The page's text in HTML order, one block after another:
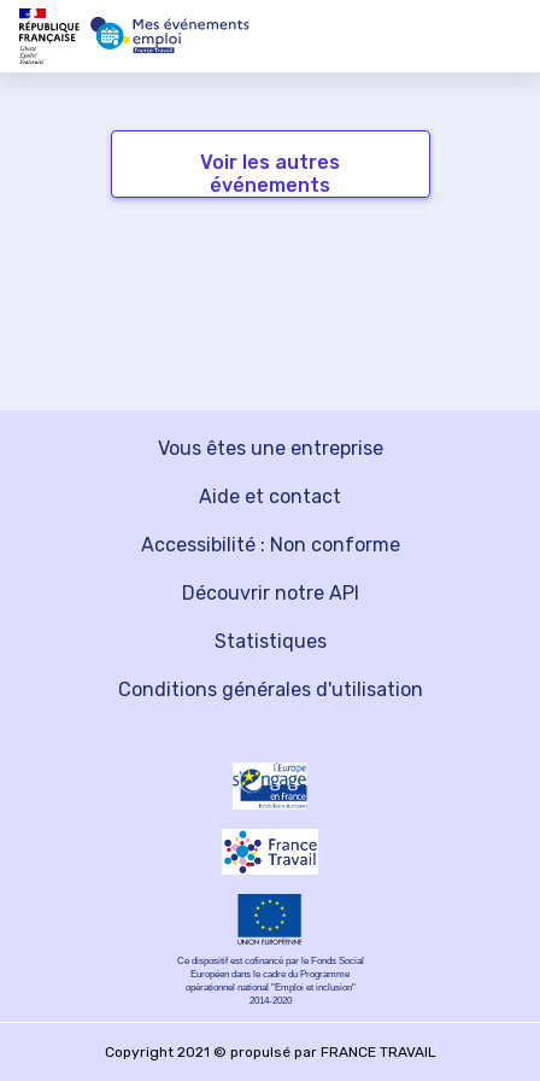
Voir les autres
événements
Vous êtes une entreprise
Découvrir notre API
Aide et contact
Statistiques
Accessibilité : Non conforme
Conditions générales d'utilisation
Ce dispositif est cofinancé par le Fonds Social
Européen dans le cadre du Programme
opérationnel national "Emploi et inclusion"
2014-2020
Copyright 2021 © propulsé par FRANCE TRAVAIL